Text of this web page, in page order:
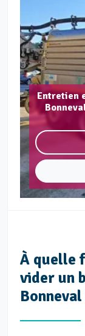
Entretien
À quelle
vider un
Bonneval